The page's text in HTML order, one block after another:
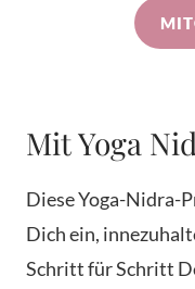
Mit Yoga
Diese Yoga-Nidra-
Dich ein,
Schritt für Schritt